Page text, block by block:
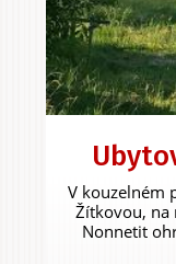
V kouzelném
Žítkovou, na
Nonnetit